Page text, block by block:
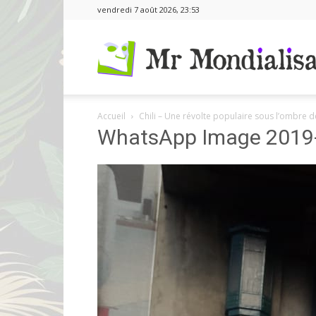
vendredi 7 août 2026, 23:53
Accueil Chili – Une révolte populaire sous l’ombre
WhatsApp Image